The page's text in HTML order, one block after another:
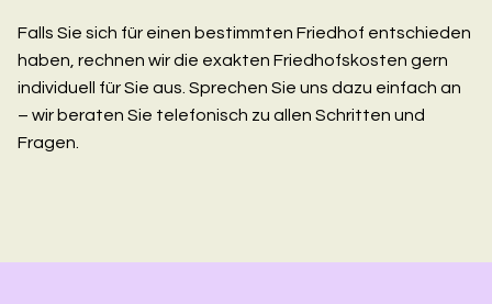
Falls Sie sich für einen bestimmten Friedhof entschieden
haben, rechnen wir die exakten Friedhofskosten gern
individuell für Sie aus. Sprechen Sie uns dazu einfach an
– wir beraten Sie telefonisch zu allen Schritten und
Fragen.